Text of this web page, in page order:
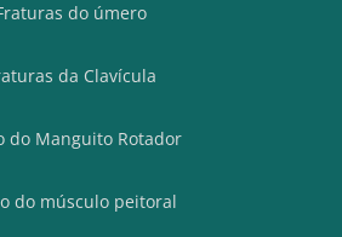
do úmero
da Clavícula
do Manguito Rotador
do músculo peitoral